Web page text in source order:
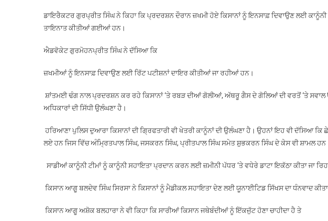
ਡਾਇਰੈਕਟਰ ਗੁਰਪ੍ਰੀਤ ਸਿੰਘ ਨੇ ਕਿਹਾ ਕਿ ਪ੍ਰਦਰਸ਼ਨ ਦੌਰਾਨ ਜ਼ਖਮੀ ਹੋਏ ਕਿਸਾਨਾਂ ਨੂੰ ਇਨਸਾਫ਼ ਦਿਵਾਉਣ ਲਈ ਕਾਨੂੰਨੀ
ਤਾਇਨਾਤ ਕੀਤੀਆਂ ਗਈਆਂ ਹਨ।
ਐਡਵੋਕੇਟ ਗੁਰਮੋਹਨਪ੍ਰੀਤ ਸਿੰਘ ਨੇ ਦੱਸਿਆ ਕਿ
ਜ਼ਖਮੀਆਂ ਨੂੰ ਇਨਸਾਫ਼ ਦਿਵਾਉਣ ਲਈ ਰਿੱਟ ਪਟੀਸ਼ਨਾਂ ਦਾਇਰ ਕੀਤੀਆਂ ਜਾ ਰਹੀਆਂ ਹਨ।
ਸ਼ਾਂਤਮਈ ਢੰਗ ਨਾਲ ਪ੍ਰਦਰਸ਼ਨ ਕਰ ਰਹੇ ਕਿਸਾਨਾਂ ‘ਤੇ ਰਬੜ ਦੀਆਂ ਗੋਲੀਆਂ, ਅੱਥਰੂ ਗੈਸ ਦੇ ਗੋਲਿਆਂ ਦੀ ਵਰਤੋਂ ‘ਤੇ ਸਵਾਲ
ਅਧਿਕਾਰਾਂ ਦੀ ਸਿੱਧੀ ਉਲੰਘਣਾ ਹੈ।
ਹਰਿਆਣਾ ਪੁਲਿਸ ਦੁਆਰਾ ਕਿਸਾਨਾਂ ਦੀ ਗ੍ਰਿਫਤਾਰੀ ਵੀ ਖੇਤਰੀ ਕਾਨੂੰਨਾਂ ਦੀ ਉਲੰਘਣਾ ਹੈ। ਉਹਨਾਂ ਇਹ ਵੀ ਦੱਸਿਆ ਕਿ
ਲਏ ਹਨ ਜਿਸ ਵਿੱਚ ਅੰਮ੍ਰਿਤਪਾਲ ਸਿੰਘ, ਜਸਕਰਨ ਸਿੰਘ, ਪ੍ਰੀਤਪਾਲ ਸਿੰਘ ਸਮੇਤ ਸ਼ੁਭਕਰਨ ਸਿੰਘ ਦੇ ਕੇਸ ਵੀ ਸ਼ਾਮਲ
ਸਾਡੀਆਂ ਕਾਨੂੰਨੀ ਟੀਮਾਂ ਨੂੰ ਕਾਨੂੰਨੀ ਸਹਾਇਤਾ ਪ੍ਰਦਾਨ ਕਰਨ ਲਈ ਜ਼ਮੀਨੀ ਪੱਧਰ ‘ਤੇ ਵਧੇਰੇ ਡਾਟਾ ਇਕੱਠਾ ਕੀਤਾ ਜਾ
ਕਿਸਾਨ ਆਗੂ ਬਲਦੇਵ ਸਿੰਘ ਸਿਰਸਾ ਨੇ ਕਿਸਾਨਾਂ ਨੂੰ ਮੈਡੀਕਲ ਸਹਾਇਤਾ ਦੇਣ ਲਈ ਯੂਨਾਈਟਿਡ ਸਿੱਖਸ ਦਾ ਧੰਨਵਾਦ
ਕਿਸਾਨ ਆਗੂ ਅਸ਼ੋਕ ਬਲਹਾਰਾ ਨੇ ਵੀ ਕਿਹਾ ਕਿ ਸਾਰੀਆਂ ਕਿਸਾਨ ਜਥੇਬੰਦੀਆਂ ਨੂੰ ਇੱਕਜੁੱਟ ਹੋਣਾ ਚਾਹੀਦਾ ਹੈ ਤੇ